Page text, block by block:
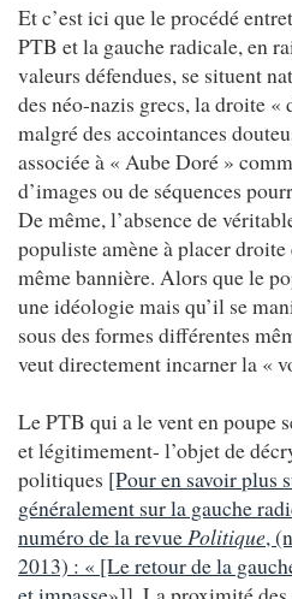
Et c’est ici que le procédé
PTB et la gauche radicale, en
valeurs défendues, se situent
des néo-nazis grecs, la droite «
malgré des accointances
associée à « Aube Doré »
d’images ou de séquences
De même, l’absence de
populiste amène à placer
même bannière. Alors que le
une idéologie mais qu’il se
sous des formes différentes
veut directement incarner la «
Le PTB qui a le vent en poupe
et légitimement- l’objet de
politiques [Pour en savoir plus
généralement sur la gauche
numéro de la revue Politique,
2013) : « [Le retour de la